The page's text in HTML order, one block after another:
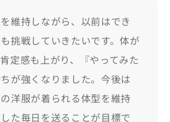
を維持しながら、以前はでき
挑戦していきたいです。体が
定感も上がり、『やってみた
が強くなりました。今後は
洋服が着られる体型を維持
た毎日を送ることが目標で